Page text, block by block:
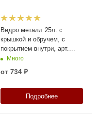
Ведро металл 25л. с
крышкой и обручем, с
покрытием внутри, арт.
ВМо 25с с покрытием (Б),
Много
от 734 ₽
Подробнее